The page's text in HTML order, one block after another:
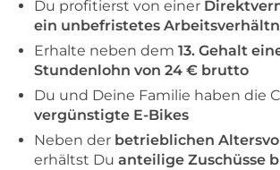
Du profitierst von einer
ein unbefristetes
Erhalte neben dem 13. Gehalt
Stundenlohn von 24 € brutto
Du und Deine Familie haben die
vergünstigte E-Bikes
Neben der betrieblichen
erhältst Du anteilige Zuschüsse